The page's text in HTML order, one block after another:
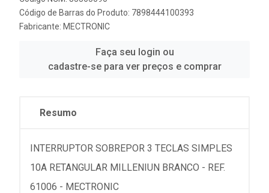
Código de Barras do Produto: 7898444100393
Fabricante: MECTRONIC
Faça seu login ou
cadastre-se para ver preços e comprar
Resumo
INTERRUPTOR SOBREPOR 3 TECLAS SIMPLES
10A RETANGULAR MILLENIUN BRANCO - REF.
61006 - MECTRONIC